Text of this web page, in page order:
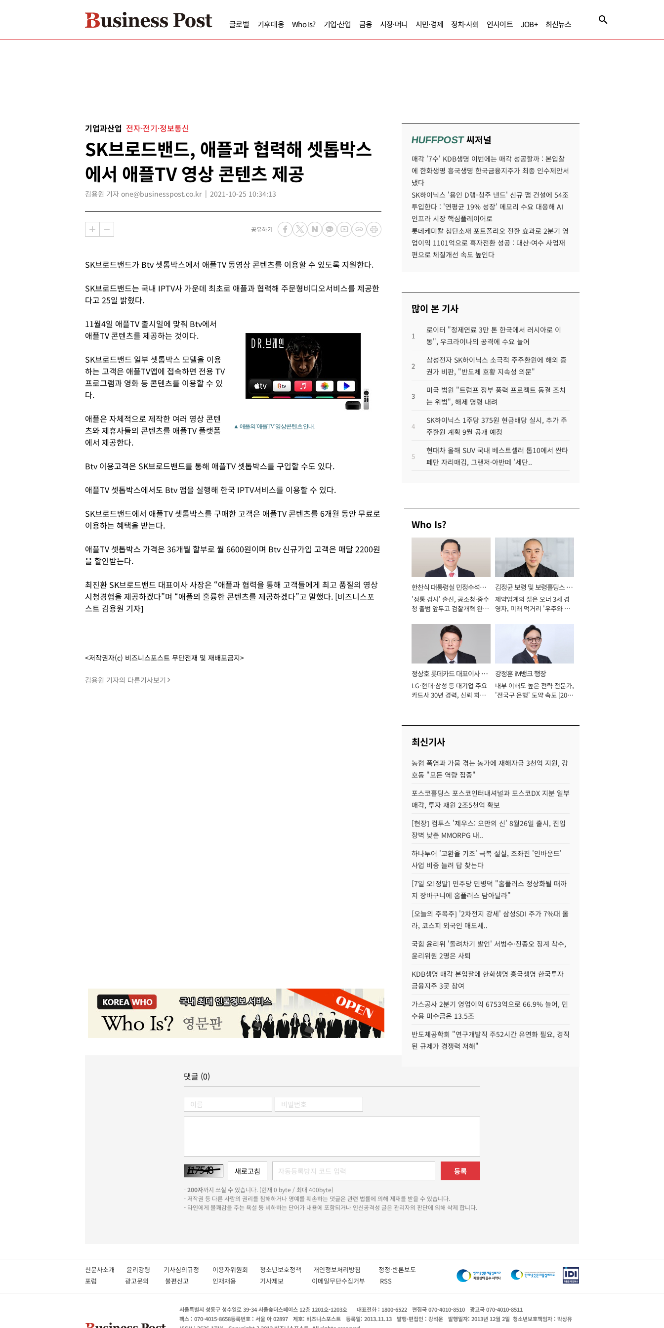
글로벌 기후대응 Who Is? 기업·산업 금융 시장·머니 시민·경제 정치·사회 인사이트 JOB+ 최신뉴스
기업과산업 전자·전기·정보통신
SK브로드밴드, 애플과 협력해 셋톱박스
에서 애플TV 영상 콘텐츠 제공
김용원 기자 one@businesspost.co.kr 2021-10-25 10:34:13
공유하기
SK브로드밴드가 Btv 셋톱박스에서 애플TV 동영상 콘텐츠를 이용할 수 있도록 지원한다.
SK브로드밴드는 국내 IPTV사 가운데 최초로 애플과 협력해 주문형비디오서비스를 제공한
다고 25일 밝혔다.
▲ 애플의 '애플TV' 영상콘텐츠 안내.
11월4일 애플TV 출시일에 맞춰 Btv에서
애플TV 콘텐츠를 제공하는 것이다.
SK브로드밴드 일부 셋톱박스 모델을 이용
하는 고객은 애플TV앱에 접속하면 전용 TV
프로그램과 영화 등 콘텐츠를 이용할 수 있
다.
애플은 자체적으로 제작한 여러 영상 콘텐
츠와 제휴사들의 콘텐츠를 애플TV 플랫폼
에서 제공한다.
Btv 이용고객은 SK브로드밴드를 통해 애플TV 셋톱박스를 구입할 수도 있다.
애플TV 셋톱박스에서도 Btv 앱을 실행해 한국 IPTV서비스를 이용할 수 있다.
SK브로드밴드에서 애플TV 셋톱박스를 구매한 고객은 애플TV 콘텐츠를 6개월 동안 무료로
이용하는 혜택을 받는다.
애플TV 셋톱박스 가격은 36개월 할부로 월 6600원이며 Btv 신규가입 고객은 매달 2200원
을 할인받는다.
최진환 SK브로드밴드 대표이사 사장은 “애플과 협력을 통해 고객들에게 최고 품질의 영상
시청경험을 제공하겠다”며 “애플의 훌륭한 콘텐츠를 제공하겠다”고 말했다. [비즈니스포
스트 김용원 기자]
<저작권자(c) 비즈니스포스트 무단전재 및 재배포금지>
김용원 기자의 다른기사보기
HUFFPOST씨저널
매각 '7수' KDB생명 이번에는 매각 성공할까 : 본입찰
에 한화생명 흥국생명 한국금융지주가 최종 인수제안서
냈다
SK하이닉스 '용인 D램-청주 낸드' 신규 팹 건설에 54조
투입한다 : '연평균 19% 성장' 메모리 수요 대응해 AI
인프라 시장 핵심플레이어로
롯데케미칼 첨단소재 포트폴리오 전환 효과로 2분기 영
업이익 1101억으로 흑자전환 성공 : 대산·여수 사업재
편으로 체질개선 속도 높인다
많이 본 기사
1
로이터 "정제연료 3만 톤 한국에서 러시아로 이
동", 우크라이나의 공격에 수요 늘어
2
삼성전자 SK하이닉스 소극적 주주환원에 해외 증
권가 비판, "반도체 호황 지속성 의문"
3
미국 법원 "트럼프 정부 풍력 프로젝트 동결 조치
는 위법", 해제 명령 내려
4
SK하이닉스 1주당 375원 현금배당 실시, 추가 주
주환원 계획 9월 공개 예정
5
현대차 올해 SUV 국내 베스트셀러 톱10에서 싼타
페만 자리매김, 그랜저·아반떼 '세단..
Who Is?
한찬식 대통령실 민정수석비
서관
'정통 검사' 출신, 공소청·중수
청 출범 앞두고 검찰개혁 완수
김정균 보령 및 보령홀딩스 대
표이사 사장
제약업계의 젊은 오너 3세 경
영자, 미래 먹거리 '우주와 헬
정상호 롯데카드 대표이사 사
장
LG·현대·삼성 등 대기업 주요
카드사 30년 경력, 신뢰 회복
강정훈 iM뱅크 행장
내부 이해도 높은 전략 전문가,
'전국구 은행' 도약 속도 [2026
최신기사
농협 폭염과 가뭄 겪는 농가에 재해자금 3천억 지원, 강
호동 "모든 역량 집중"
포스코홀딩스 포스코인터내셔널과 포스코DX 지분 일부
매각, 투자 재원 2조5천억 확보
[현장] 컴투스 '제우스: 오만의 신' 8월26일 출시, 진입
장벽 낮춘 MMORPG 내..
하나투어 '고환율 기조' 극복 절실, 조좌진 '인바운드'
사업 비중 늘려 답 찾는다
[7일 오!정말] 민주당 민병덕 "홈플러스 정상화될 때까
지 장바구니에 홈플러스 담아달라"
[오늘의 주목주] '2차전지 강세' 삼성SDI 주가 7%대 올
라, 코스피 외국인 매도세..
국힘 윤리위 '돌려차기 발언' 서범수·진종오 징계 착수,
윤리위원 2명은 사퇴
KDB생명 매각 본입찰에 한화생명 흥국생명 한국투자
금융지주 3곳 참여
가스공사 2분기 영업이익 6753억으로 66.9% 늘어, 민
수용 미수금은 13.5조
반도체공학회 "연구개발직 주52시간 유연화 필요, 경직
된 규제가 경쟁력 저해"
댓글 (0)
등록
-200자까지 쓰실 수 있습니다. (현재 0 byte / 최대 400byte)
- 저작권 등 다른 사람의 권리를 침해하거나 명예를 훼손하는 댓글은 관련 법률에 의해 제재를 받을 수 있습니다.
- 타인에게 불쾌감을 주는 욕설 등 비하하는 단어가 내용에 포함되거나 인신공격성 글은 관리자의 판단에 의해 삭제 합니다.
신문사소개 윤리강령 기사심의규정 이용자위원회 청소년보호정책 개인정보처리방침 정정·반론보도
포럼
광고문의 불편신고 인재채용 기사제보 이메일무단수집거부 RSS
서울특별시 성동구 성수일로 39-34 서울숲더스페이스 12층 1201호-1203호 대표전화 : 1800-6522 편집국 070-4010-8510
광고국 070-4010-8511
팩스 : 070-4015-8658등록번호 : 서울 아 02897 제호: 비즈니스포스트 등록일: 2013.11.13 발행·편집인 : 강석운 발행일자: 2013년 12월 2일 청소년보호책임자 : 박상유